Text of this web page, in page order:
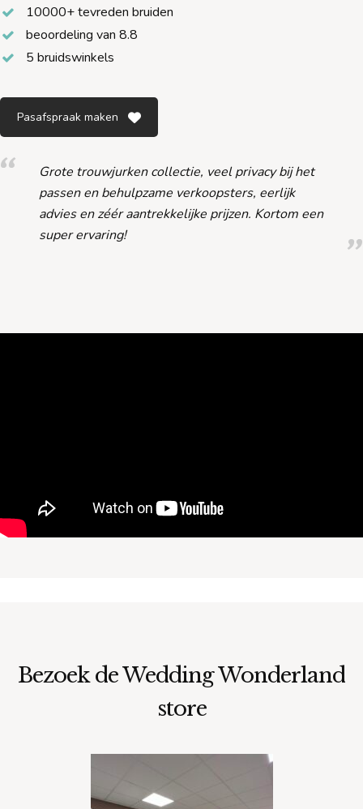
10000+ tevreden bruiden
beoordeling van 8.8
5 bruidswinkels
Pasafspraak maken
Grote trouwjurken collectie, veel privacy bij het
passen en behulpzame verkoopsters, eerlijk
advies en zéér aantrekkelijke prijzen. Kortom een
super ervaring!
Bezoek de Wedding Wonderland
store